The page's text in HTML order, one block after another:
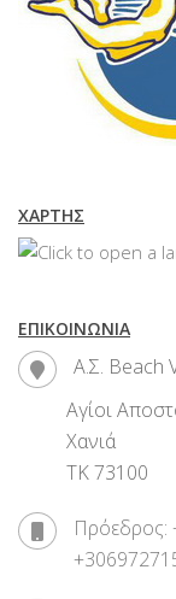
ΧΆΡΤΗΣ
ΕΠΙΚΟΙΝΩΝΊΑ
Α.Σ. Beach
Αγίοι
Χανιά
ΤΚ 73100
Πρόεδρος: